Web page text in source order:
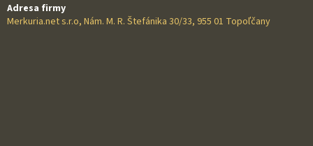
Adresa firmy
Merkuria.net s.r.o, Nám. M. R. Štefánika 30/33, 955 01 Topoľčany